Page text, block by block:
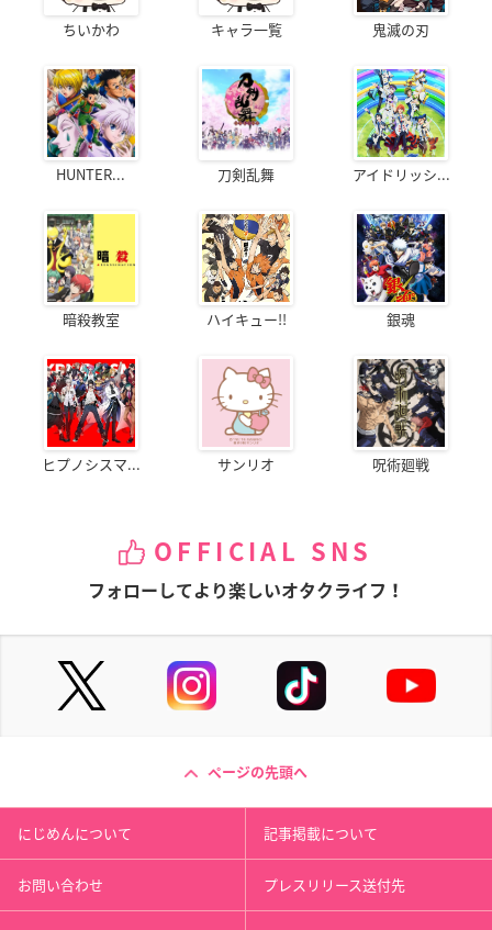
ちいかわ キャラ一覧 鬼滅の刃
HUNTER... 刀剣乱舞 アイドリッシ...
暗殺教室 ハイキュー!! 銀魂
ヒプノシスマ... サンリオ 呪術廻戦
OFFICIAL SNS
フォローしてより楽しいオタクライフ！
ページの先頭へ
にじめんについて 記事掲載について
お問い合わせ プレスリリース送付先